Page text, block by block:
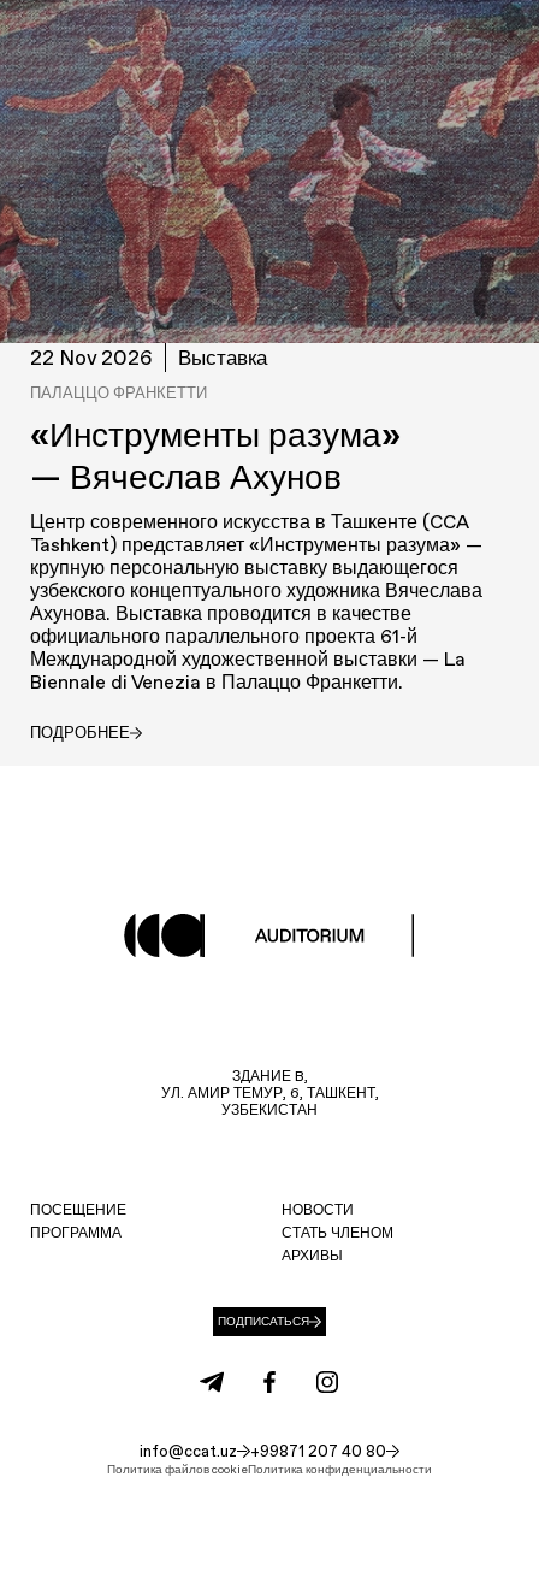
22 Nov 2026 Выставка
ПАЛАЦЦО ФРАНКЕТТИ
«Инструменты разума»
— Вячеслав Ахунов
Центр современного искусства в Ташкенте (CCA
Tashkent) представляет «Инструменты разума» —
крупную персональную выставку выдающегося
узбекского концептуального художника Вячеслава
Ахунова. Выставка проводится в качестве
официального параллельного проекта 61-й
Международной художественной выставки — La
Biennale di Venezia в Палаццо Франкетти.
ПОДРОБНЕЕ
ЗДАНИЕ B,
УЛ. АМИР ТЕМУР, 6, ТАШКЕНТ,
УЗБЕКИСТАН
ПОСЕЩЕНИЕ
ПРОГРАММА
НОВОСТИ
СТАТЬ ЧЛЕНОМ
АРХИВЫ
ПОДПИСАТЬСЯ
Политика файлов cookieПолитика конфиденциальности
info@ccat.uz +99871 207 40 80